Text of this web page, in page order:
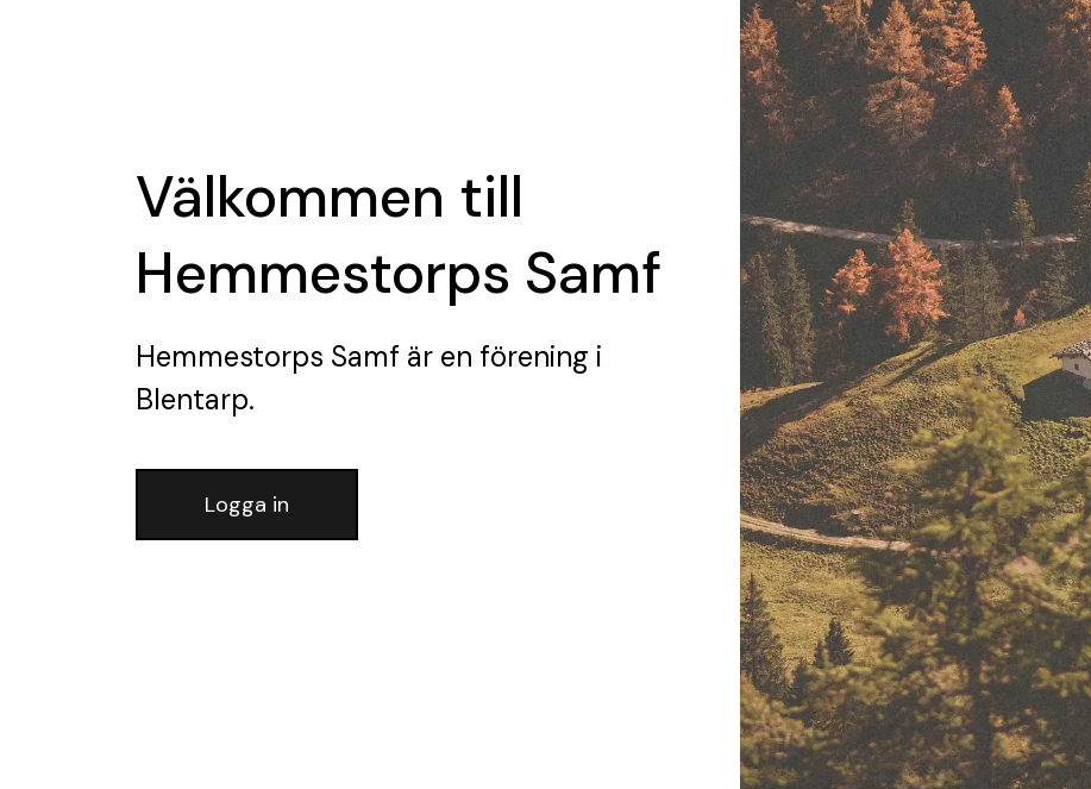
Välkommen till
Hemmestorps Samf
Hemmestorps Samf är en förening i
Blentarp.
Logga in